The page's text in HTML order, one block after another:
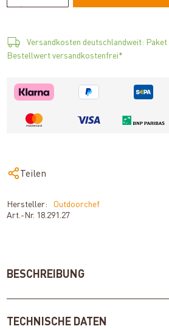
Versandkosten deutschlandweit: Paket
Bestellwert versandkostenfrei*
Teilen
Hersteller:
Outdoorchef
Art.-Nr. 18.291.27
BESCHREIBUNG
TECHNISCHE DATEN